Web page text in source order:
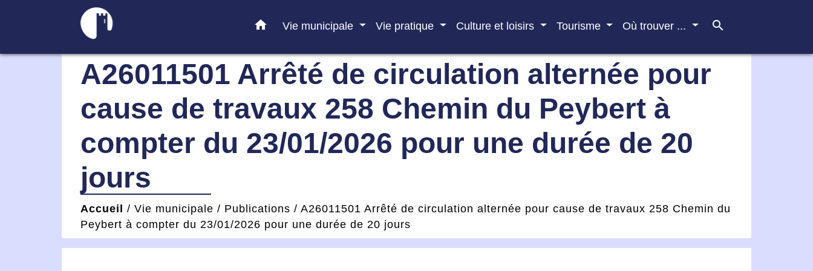
home Vie municipale Vie pratique Culture et loisirs Tourisme Où trouver ... search
A26011501 Arrêté de circulation alternée pour
cause de travaux 258 Chemin du Peybert à
compter du 23/01/2026 pour une durée de 20
jours
Accueil / Vie municipale / Publications / A26011501 Arrêté de circulation alternée pour cause de travaux 258 Chemin du
Peybert à compter du 23/01/2026 pour une durée de 20 jours